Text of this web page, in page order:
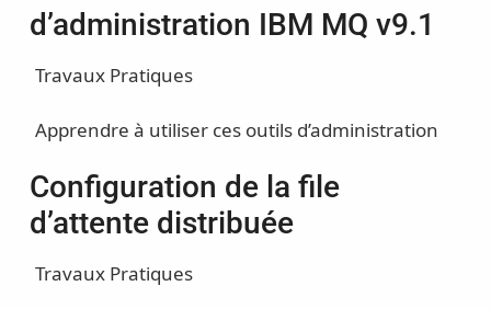
d’administration IBM MQ v9.1
Travaux Pratiques
Apprendre à utiliser ces outils d’administration
Configuration de la file
d’attente distribuée
Travaux Pratiques